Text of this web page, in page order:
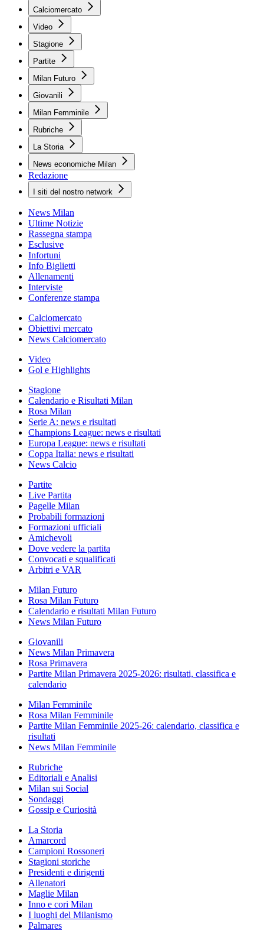
Calciomercato
Video
Stagione
Partite
Milan Futuro
Giovanili
Milan Femminile
Rubriche
La Storia
News economiche Milan
Redazione
I siti del nostro network
News Milan
Ultime Notizie
Rassegna stampa
Esclusive
Infortuni
Info Biglietti
Allenamenti
Interviste
Conferenze stampa
Calciomercato
Obiettivi mercato
News Calciomercato
Video
Gol e Highlights
Stagione
Calendario e Risultati Milan
Rosa Milan
Serie A: news e risultati
Champions League: news e risultati
Europa League: news e risultati
Coppa Italia: news e risultati
News Calcio
Partite
Live Partita
Pagelle Milan
Probabili formazioni
Formazioni ufficiali
Amichevoli
Dove vedere la partita
Convocati e squalificati
Arbitri e VAR
Milan Futuro
Rosa Milan Futuro
Calendario e risultati Milan Futuro
News Milan Futuro
Giovanili
News Milan Primavera
Rosa Primavera
Partite Milan Primavera 2025-2026: risultati, classifica e
calendario
Milan Femminile
Rosa Milan Femminile
Partite Milan Femminile 2025-26: calendario, classifica e
risultati
News Milan Femminile
Rubriche
Editoriali e Analisi
Milan sui Social
Sondaggi
Gossip e Curiosità
La Storia
Amarcord
Campioni Rossoneri
Stagioni storiche
Presidenti e dirigenti
Allenatori
Maglie Milan
Inno e cori Milan
I luoghi del Milanismo
Palmares